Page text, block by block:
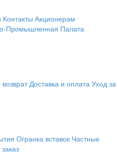
Контакты Акционерам
Промышленная Палата
Доставка и оплата Уход за
Огранка вставок Частные